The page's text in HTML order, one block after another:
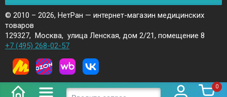
0
© 2010 – 2026, НетРан — интернет-магазин медицинских
товаров
129327, Москва, улица Ленская, дом 2/21, помещение 8
+7 (495) 268-02-57